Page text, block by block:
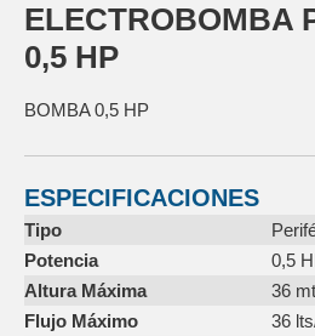
ELECTROBOMBA
0,5 HP
BOMBA 0,5 HP
ESPECIFICACIONES
Tipo
Potencia
0,5
Altura Máxima
36
Flujo Máximo
36